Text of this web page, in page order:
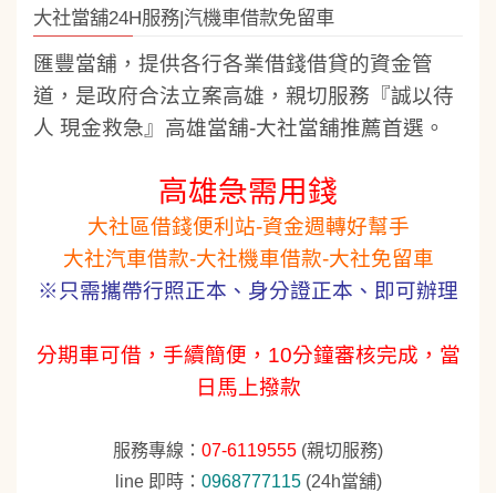
大社當舖24H服務|汽機車借款免留車
匯豐當舖，提供各行各業借錢借貸的資金管
道，是政府合法立案高雄，親切服務『誠以待
人 現金救急』 高雄當舖-大社當舖推薦首選。
高雄急需用錢
大社區借錢便利站-資金週轉好幫手
大社汽車借款-大社機車借款-大社免留車
※只需攜帶行照正本、身分證正本、即可辦理
分期車可借，手續簡便，10分鐘審核完成，當
日馬上撥款
服務專線： 07-6119555 (親切服務)
line 即時： 0968777115(24h當舖)